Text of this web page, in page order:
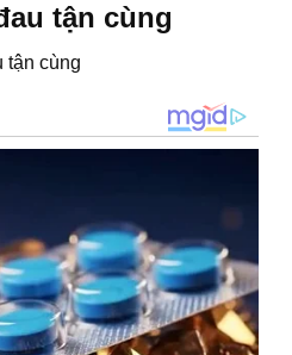
tận cùng
tận cùng